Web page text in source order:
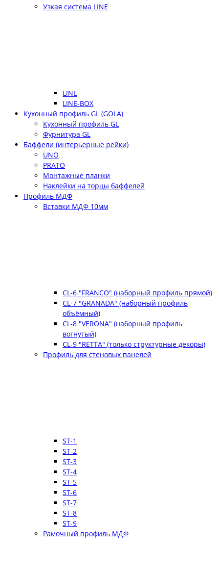
Узкая система LINE
LINE
LINE-BOX
Кухонный профиль GL (GOLA)
Кухонный профиль GL
Фурнитура GL
Баффели (интерьерные рейки)
UNO
PRATO
Монтажные планки
Наклейки на торцы баффелей
Профиль МДФ
Вставки МДФ 10мм
CL-6 "FRANCO" (наборный профиль прямой)
CL-7 "GRANADA" (наборный профиль
объёмный)
CL-8 "VERONA" (наборный профиль
вогнутый)
CL-9 "RETTA" (только структурные декоры)
Профиль для стеновых панелей
ST-1
ST-2
ST-3
ST-4
ST-5
ST-6
ST-7
ST-8
ST-9
Рамочный профиль МДФ